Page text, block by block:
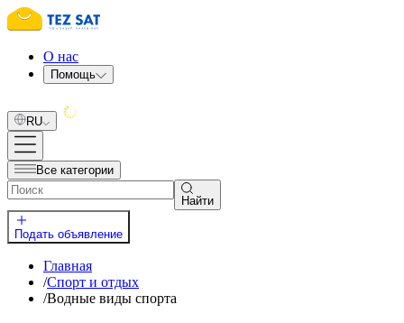
О нас
Помощь
RU
Все категории
Найти
Подать объявление
Главная
/Спорт и отдых
/Водные виды спорта